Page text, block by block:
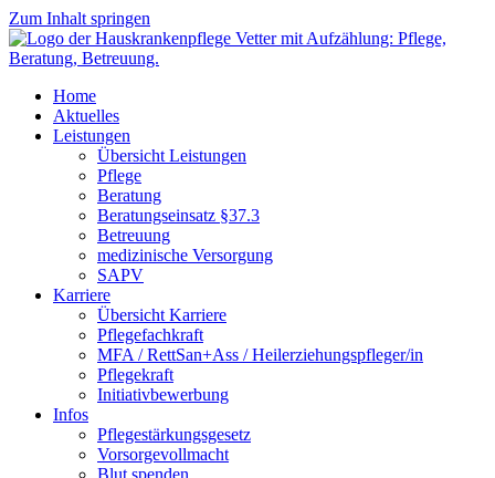
Zum Inhalt springen
Home
Aktuelles
Leistungen
Übersicht Leistungen
Pflege
Beratung
Beratungseinsatz §37.3
Betreuung
medizinische Versorgung
SAPV
Karriere
Übersicht Karriere
Pflegefachkraft
MFA / RettSan+Ass / Heilerziehungspfleger/in
Pflegekraft
Initiativbewerbung
Infos
Pflegestärkungsgesetz
Vorsorgevollmacht
Blut spenden